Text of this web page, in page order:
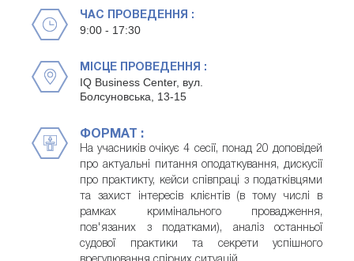
ЧАС ПРОВЕДЕННЯ :
9:00 - 17:30
МІСЦЕ ПРОВЕДЕННЯ :
IQ Business Center, вул.
Болсуновська, 13-15
ФОРМАТ :
На учасників очікує 4 сесії, понад 20 доповідей
про актуальні питання оподаткування, дискусії
про практикту, кейси співпраці з податківцями
та захист інтересів клієнтів (в тому числі в
рамках кримінального провадження,
пов'язаних з податками), аналіз останньої
судової практики та секрети успішного